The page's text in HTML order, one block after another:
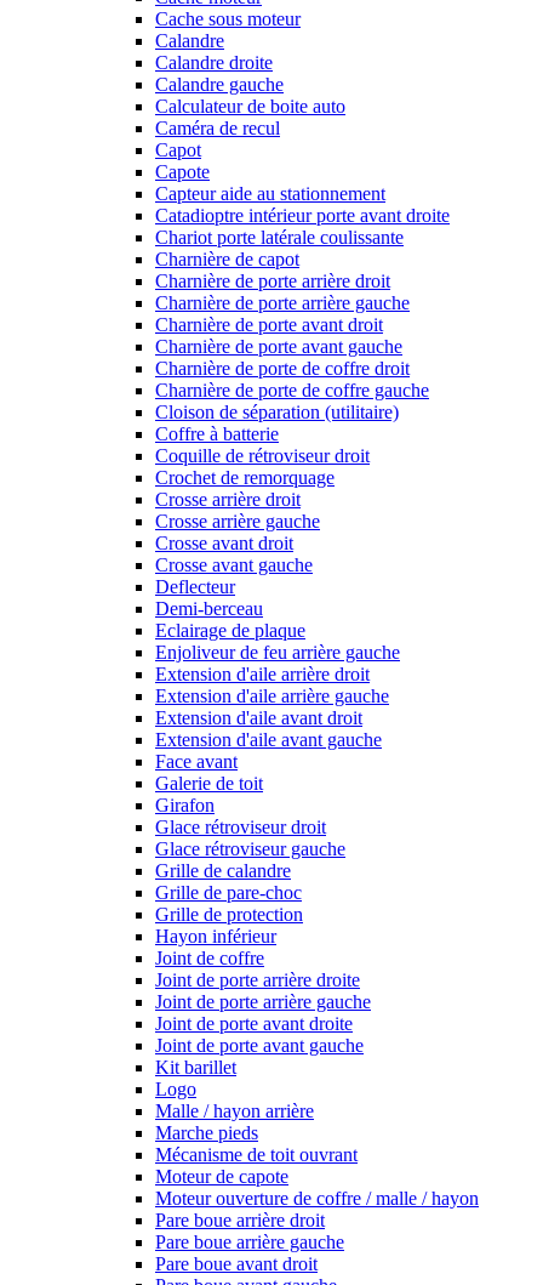
Cache sous moteur
Calandre
Calandre droite
Calandre gauche
Calculateur de boite auto
Caméra de recul
Capot
Capote
Capteur aide au stationnement
Catadioptre intérieur porte avant droite
Chariot porte latérale coulissante
Charnière de capot
Charnière de porte arrière droit
Charnière de porte arrière gauche
Charnière de porte avant droit
Charnière de porte avant gauche
Charnière de porte de coffre droit
Charnière de porte de coffre gauche
Cloison de séparation (utilitaire)
Coffre à batterie
Coquille de rétroviseur droit
Crochet de remorquage
Crosse arrière droit
Crosse arrière gauche
Crosse avant droit
Crosse avant gauche
Deflecteur
Demi-berceau
Eclairage de plaque
Enjoliveur de feu arrière gauche
Extension d'aile arrière droit
Extension d'aile arrière gauche
Extension d'aile avant droit
Extension d'aile avant gauche
Face avant
Galerie de toit
Girafon
Glace rétroviseur droit
Glace rétroviseur gauche
Grille de calandre
Grille de pare-choc
Grille de protection
Hayon inférieur
Joint de coffre
Joint de porte arrière droite
Joint de porte arrière gauche
Joint de porte avant droite
Joint de porte avant gauche
Kit barillet
Logo
Malle / hayon arrière
Marche pieds
Mécanisme de toit ouvrant
Moteur de capote
Moteur ouverture de coffre / malle / hayon
Pare boue arrière droit
Pare boue arrière gauche
Pare boue avant droit